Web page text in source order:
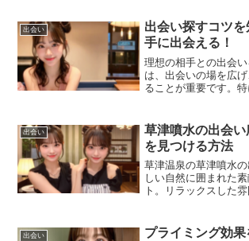
ップを紹介！
出会い
出会い探すコツ
手に出会える！
理想の相手との出会
は、出会いの場を広
ることが重要です。特
に繋げられます。
出会い
草津噴水の出会
を見つける方法
草津温泉の草津噴水
しい自然に囲まれた
ト。リラックスした
出会い
プライミング効